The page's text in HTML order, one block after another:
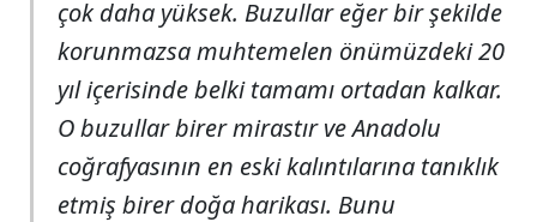
çok daha yüksek. Buzullar eğer bir şekilde
korunmazsa muhtemelen önümüzdeki 20
yıl içerisinde belki tamamı ortadan kalkar.
O buzullar birer mirastır ve Anadolu
coğrafyasının en eski kalıntılarına tanıklık
etmiş birer doğa harikası. Bunu